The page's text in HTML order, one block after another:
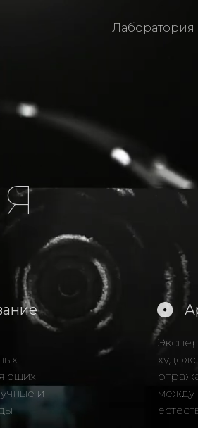
Лаборатория
Экспериментальная
художественная
отражающая
между цифровым
естественной
Арт-практика